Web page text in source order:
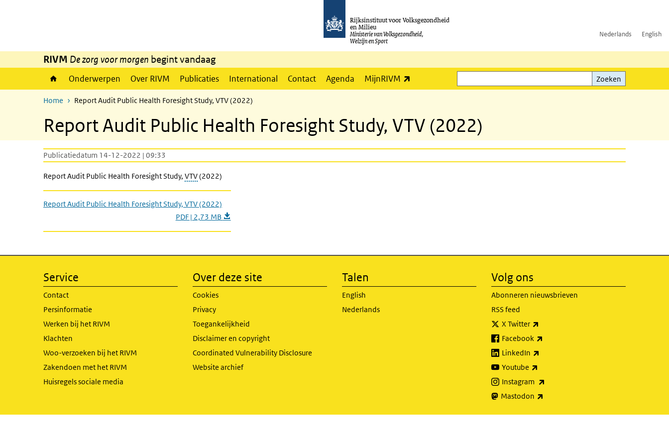
Rijksinstituut voor Volksgezondheid
en Milieu
Ministerie van Volksgezondheid,
Welzijn en Sport
Nederlands English
RIVM De zorg voor morgen begint vandaag
Onderwerpen Over RIVM Publicaties International Contact Agenda MijnRIVM
Zoeken
Zoeken
Home Report Audit Public Health Foresight Study, VTV (2022)
Report Audit Public Health Foresight Study, VTV (2022)
Publicatiedatum 14-12-2022 | 09:33
Report Audit Public Health Foresight Study, VTV(2022)
Report Audit Public Health Foresight Study, VTV (2022)
PDF | 2,73 MB
Service
Contact
Persinformatie
Werken bij het RIVM
Klachten
Woo-verzoeken bij het RIVM
Zakendoen met het RIVM
Huisregels sociale media
Over deze site
Cookies
Privacy
Toegankelijkheid
Disclaimer en copyright
Coordinated Vulnerability Disclosure
Website archief
Talen
English
Nederlands
Volg ons
Abonneren nieuwsbrieven
RSS feed
X Twitter
Facebook
LinkedIn
Youtube
Instagram
Mastodon